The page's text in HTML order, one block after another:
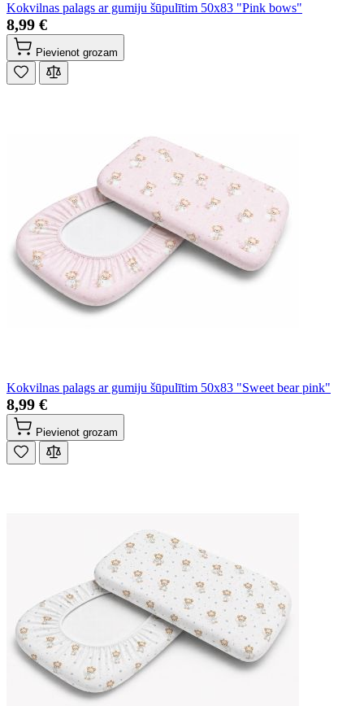
Kokvilnas palags ar gumiju šūpulītim 50x83 "Pink bows"
8,99 €
Pievienot grozam
Kokvilnas palags ar gumiju šūpulītim 50x83 "Sweet bear pink"
8,99 €
Pievienot grozam